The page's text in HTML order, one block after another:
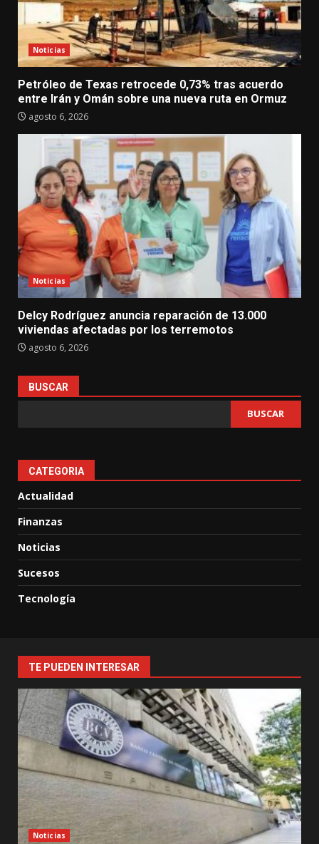
Noticias
Petróleo de Texas retrocede 0,73% tras acuerdo
entre Irán y Omán sobre una nueva ruta en Ormuz
agosto 6, 2026
Noticias
Delcy Rodríguez anuncia reparación de 13.000
viviendas afectadas por los terremotos
agosto 6, 2026
BUSCAR
BUSCAR
CATEGORIA
Actualidad
Finanzas
Noticias
Sucesos
Tecnología
TE PUEDEN INTERESAR
Noticias